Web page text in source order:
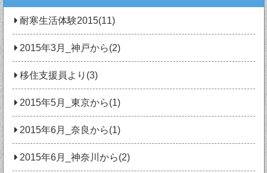
耐寒生活体験2015(11)
2015年3月_神戸から(2)
移住支援員より(3)
2015年5月_東京から(1)
2015年6月_奈良から(1)
2015年6月_神奈川から(2)